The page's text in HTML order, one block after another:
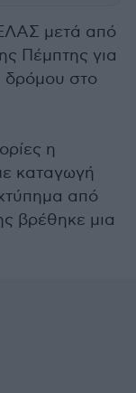
μετά από
Πέμπτης για
δρόμου στο
η
καταγωγή
από
βρέθηκε μια